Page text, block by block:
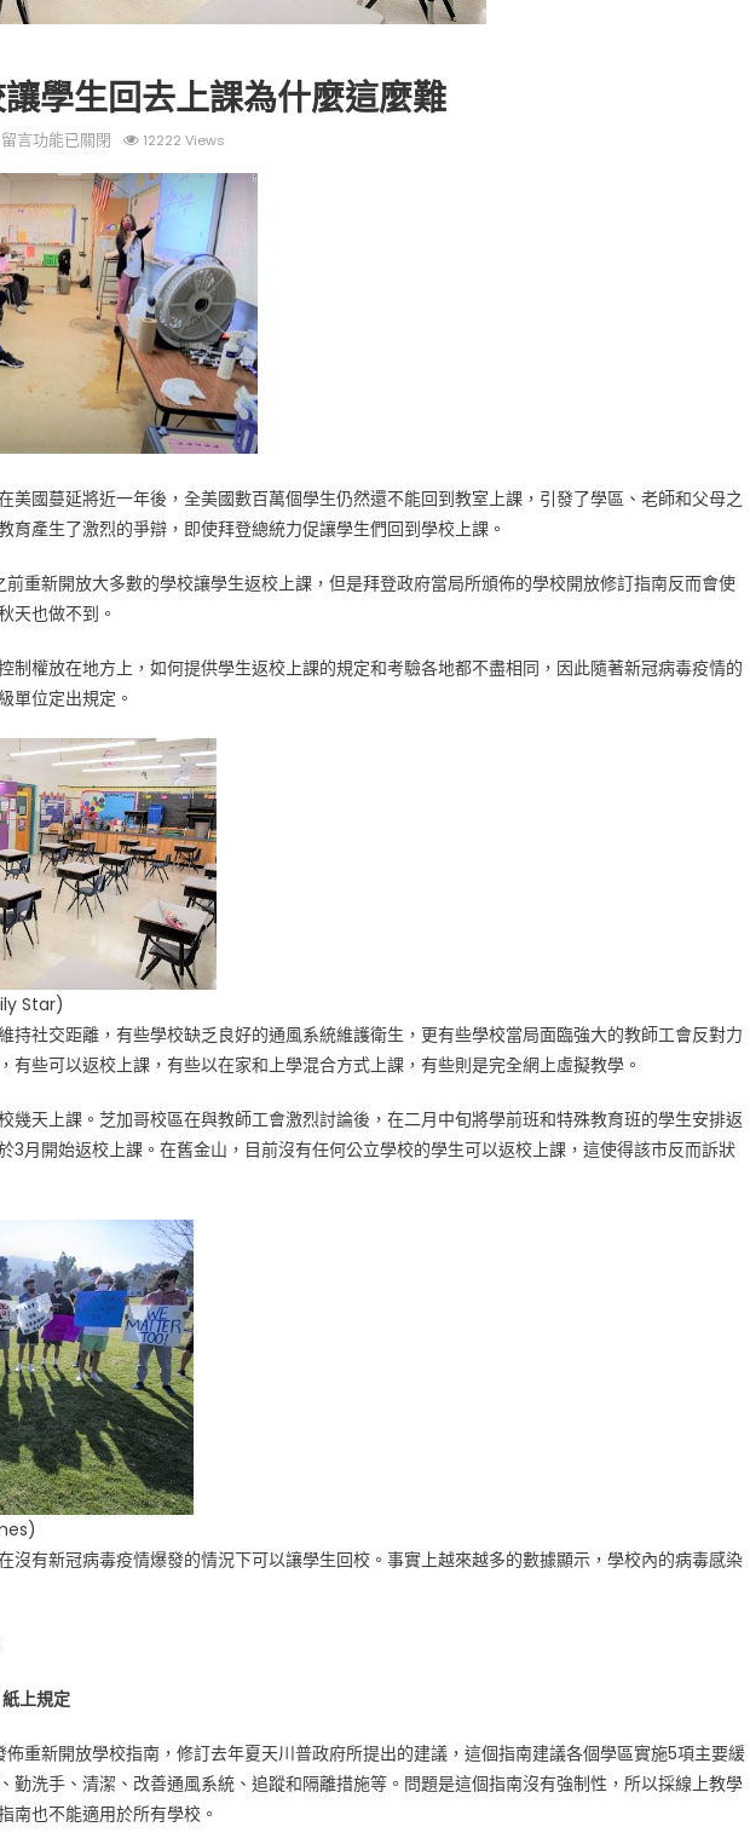
學生回去上課為什麼這麼難
在
美
國
開
放
學
校
讓
上
課
什
麼
麼
難〉
留言功能已關閉 12222 Views
美國蔓延將近一年後，全美國數百萬個學生仍然還不能回到教室上課，引發了學區、老師和父母之
育產生了激烈的爭辯，即使拜登總統力促讓學生們回到學校上課。
重新開放大多數的學校讓學生返校上課，但是拜登政府當局所頒佈的學校開放修訂指南反而會使
天也做不到。
制權放在地方上，如何提供學生返校上課的規定和考驗各地都不盡相同，因此隨著新冠病毒疫情的
單位定出規定。
Star)
持社交距離，有些學校缺乏良好的通風系統維護衛生，更有些學校當局面臨強大的教師工會反對力
有些可以返校上課，有些以在家和上學混合方式上課，有些則是完全網上虛擬教學。
幾天上課。芝加哥校區在與教師工會激烈討論後，在二月中旬將學前班和特殊教育班的學生安排返
3月開始返校上課。在舊金山，目前沒有任何公立學校的學生可以返校上課，這使得該市反而訴狀
沒有新冠病毒疫情爆發的情況下可以讓學生回校。事實上越來越多的數據顯示，學校內的病毒感染
上規定
重新開放學校指南，修訂去年夏天川普政府所提出的建議，這個指南建議各個學區實施5項主要緩
勤洗手、清潔、改善通風系統、追蹤和隔離措施等。問題是這個指南沒有強制性，所以採線上教學
南也不能適用於所有學校。
条件者使用 欢迎参加索取! 4月18日星期六 上午
9点至中午 Grace UM Church